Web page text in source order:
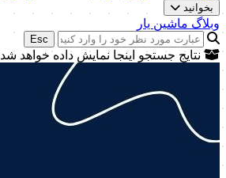
بخوانید
وبلاگ ماشین یار
Esc
نتایج جستجو اینجا نمایش داده خواهد شد